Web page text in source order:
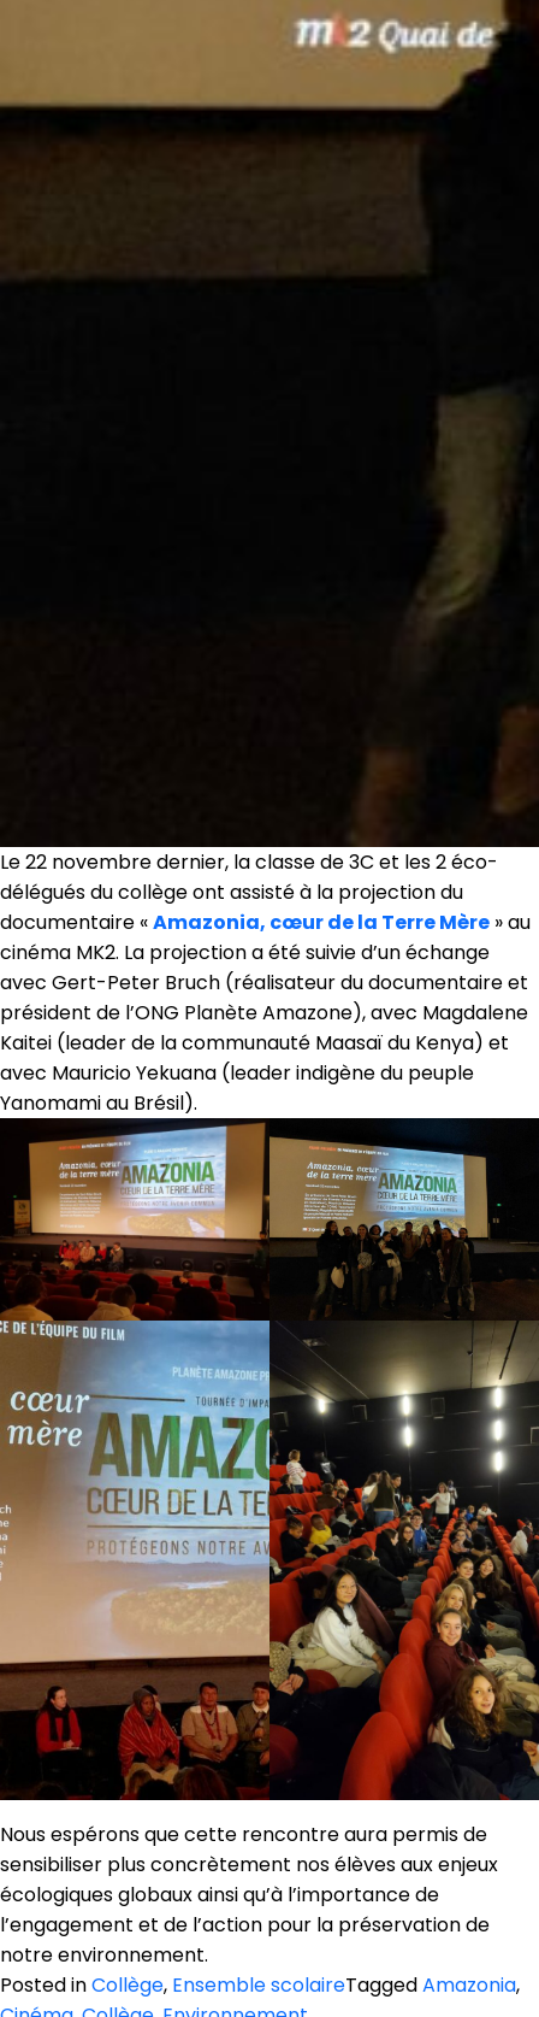
Le 22 novembre dernier, la classe de 3C et les 2 éco-
délégués du collège ont assisté à la projection du
documentaire «Amazonia, cœur de la Terre Mère » au
cinéma MK2. La projection a été suivie d’un échange
avec Gert-Peter Bruch (réalisateur du documentaire et
président de l’ONG Planète Amazone), avec Magdalene
Kaitei (leader de la communauté Maasaï du Kenya) et
avec Mauricio Yekuana (leader indigène du peuple
Yanomami au Brésil).
Nous espérons que cette rencontre aura permis de
sensibiliser plus concrètement nos élèves aux enjeux
écologiques globaux ainsi qu’à l’importance de
l’engagement et de l’action pour la préservation de
notre environnement.
Posted inCollège, Ensemble scolaireTaggedAmazonia,